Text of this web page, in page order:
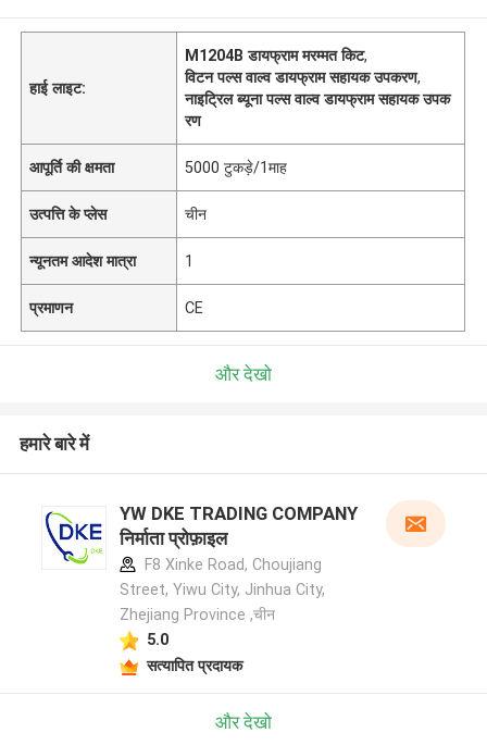
हाई लाइट:
M1204B डायफ्राम मरम्मत किट,
विटन पल्स वाल्व डायफ्राम सहायक उपकरण,
नाइट्रिल ब्यूना पल्स वाल्व डायफ्राम सहायक उपक
रण
आपूर्ति की क्षमता 5000 टुकड़े/1माह
उत्पत्ति के प्लेस चीन
न्यूनतम आदेश मात्रा 1
प्रमाणन CE
और देखो
हमारे बारे में
YW DKE TRADING COMPANY
निर्माता प्रोफ़ाइल
F8 Xinke Road, Choujiang
Street, Yiwu City, Jinhua City,
Zhejiang Province ,चीन
5.0
सत्यापित प्रदायक
और देखो